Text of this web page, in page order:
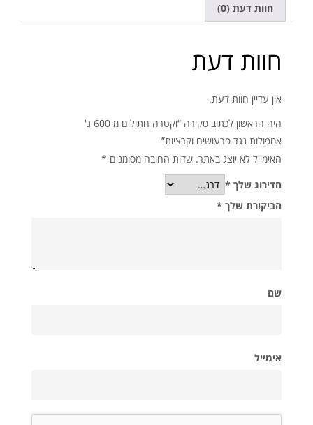
חוות דעת (0)
חוות דעת
אין עדיין חוות דעת.
היה הראשון לכתוב סקירה “וקטרה חתולים מ 600 ג'
אמפולות נגד פרעושים וקרציות”
האימייל לא יוצג באתר. שדות החובה מסומנים *
הדירוג שלך *
הביקורת שלך *
שם
אימייל